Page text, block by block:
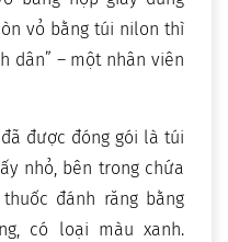
vỏ bằng túi nilon thì
dân” – một nhân viên
được đóng gói là túi
nhỏ, bên trong chứa
đánh răng bằng
có loại màu xanh.